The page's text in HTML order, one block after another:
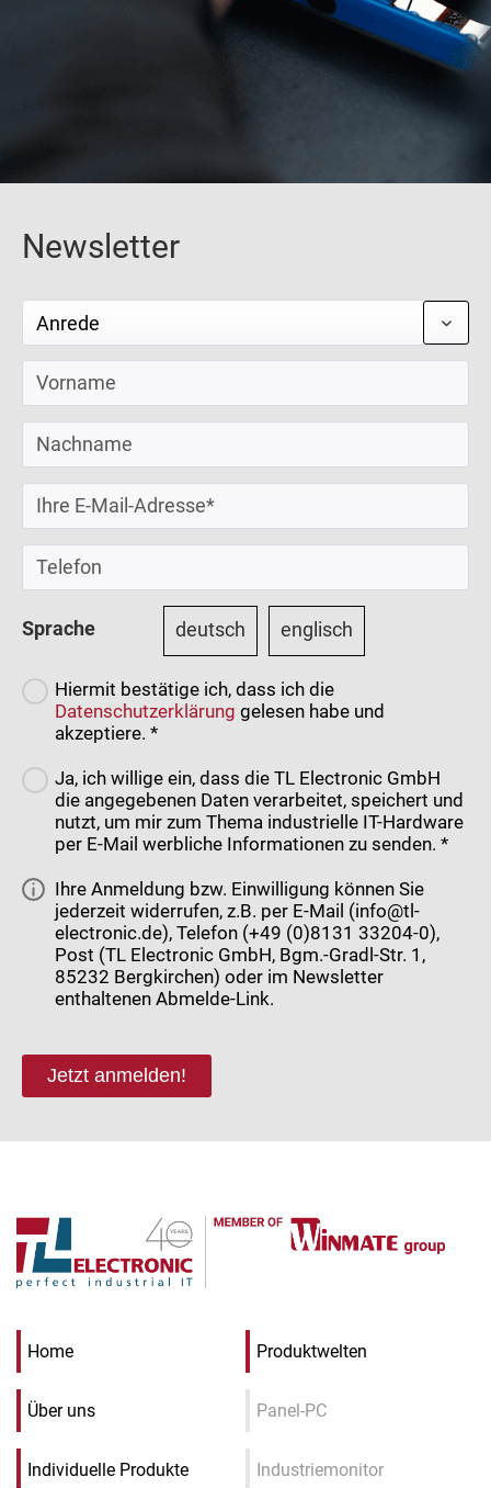
Newsletter
Sprache deutsch englisch
Hiermit bestätige ich, dass ich die
Datenschutzerklärung gelesen habe und
akzeptiere. *
Ja, ich willige ein, dass die TL Electronic GmbH
die angegebenen Daten verarbeitet, speichert und
nutzt, um mir zum Thema industrielle IT-Hardware
per E-Mail werbliche Informationen zu senden. *
Ihre Anmeldung bzw. Einwilligung können Sie
jederzeit widerrufen, z.B. per E-Mail (info@tl-
electronic.de), Telefon (+49 (0)8131 33204-0),
Post (TL Electronic GmbH, Bgm.-Gradl-Str. 1,
85232 Bergkirchen) oder im Newsletter
enthaltenen Abmelde-Link.
Jetzt anmelden!
Home
Über uns
Individuelle Produkte
Produktwelten
Panel-PC
Industriemonitor